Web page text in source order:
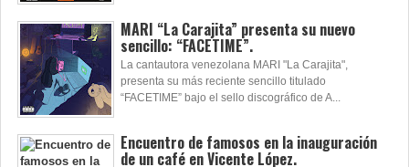
MARI “La Carajita” presenta su nuevo
sencillo: “FACETIME”.
La cantautora venezolana MARI "La Carajita",
presenta su más reciente sencillo titulado
“FACETIME” bajo el sello discográfico de A...
Encuentro de famosos en la inauguración
de un café en Vicente López.